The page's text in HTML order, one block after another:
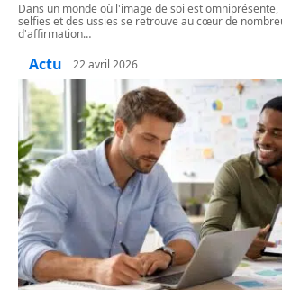
Dans un monde où l'image de soi est
selfies et des ussies se retrouve au cœur de
d'affirmation…
Actu 22 avril 2026